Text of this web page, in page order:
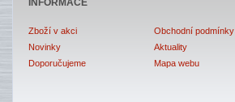
INFORMACE
Zboží v akci
Novinky
Doporučujeme
Obchodní podmínky
Aktuality
Mapa webu